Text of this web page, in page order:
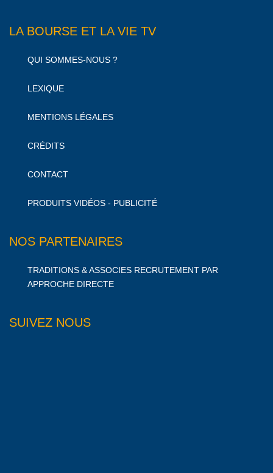
LA BOURSE ET LA VIE TV
QUI SOMMES-NOUS ?
LEXIQUE
MENTIONS LÉGALES
CRÉDITS
CONTACT
PRODUITS VIDÉOS - PUBLICITÉ
NOS PARTENAIRES
TRADITIONS & ASSOCIES RECRUTEMENT PAR
APPROCHE DIRECTE
SUIVEZ NOUS